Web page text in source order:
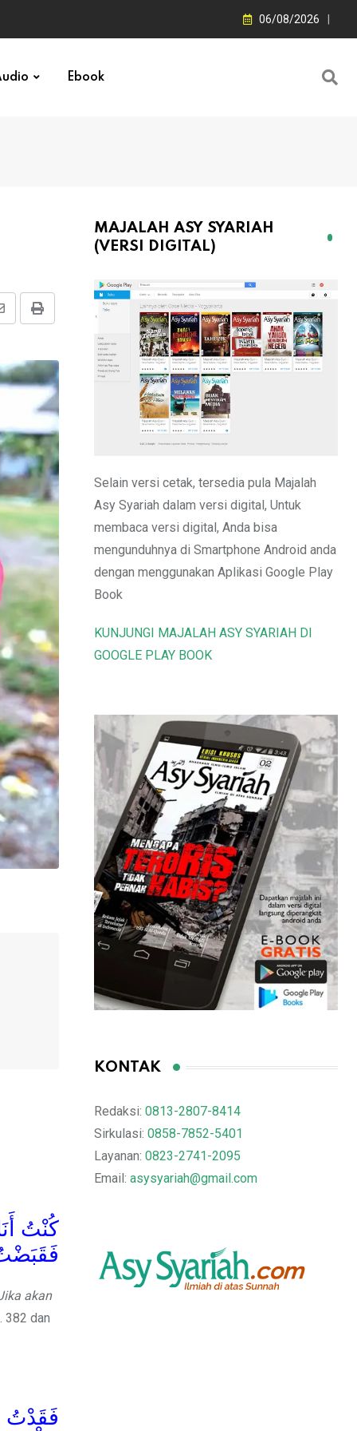
06/08/2026
Ebook
Print
كُنْتُ
akan
382 dan
فَقَدْتُ
MAJALAH ASY SYARIAH
(VERSI DIGITAL)
Selain versi cetak, tersedia pula Majalah
Asy Syariah dalam versi digital, Untuk
membaca versi digital, Anda bisa
mengunduhnya di Smartphone Android anda
dengan menggunakan Aplikasi Google Play
Book
KUNJUNGI MAJALAH ASY SYARIAH DI
GOOGLE PLAY BOOK
KONTAK
Redaksi: 0813-2807-8414
Sirkulasi: 0858-7852-5401
Layanan: 0823-2741-2095
Email: asysyariah@gmail.com